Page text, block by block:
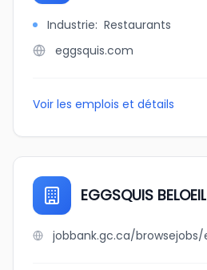
Industrie: Restaurants
eggsquis.com
Voir les emplois et détails
EGGSQUIS BELOEIL